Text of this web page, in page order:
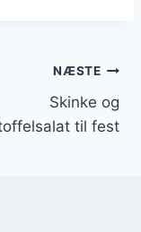
NÆSTE
Skinke og
til fest